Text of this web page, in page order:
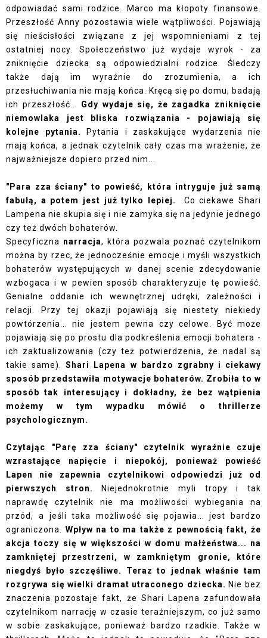
odpowiadać sami rodzice. Marco ma kłopoty finansowe.
Przeszłość Anny pozostawia wiele wątpliwości. Pojawiają
się nieścisłości związane z jej wspomnieniami z tej
ostatniej nocy. Społeczeństwo już wydaje wyrok - za
zniknięcie dziecka są odpowiedzialni rodzice. Śledczy
także dają im wyraźnie do zrozumienia, a ich
przesłuchiwania nie mają końca. Kręcą się po domu, badają
ich przeszłość... Gdy wydaje się, że zagadka zniknięcie
niemowlaka jest bliska rozwiązania - pojawiają się
kolejne pytania.
Pytania i zaskakujące wydarzenia nie
mają końca, a jednak czytelnik cały czas ma wrażenie, że
najważniejsze dopiero przed nim...
"Para zza ściany" to powieść, która intryguje już samą
fabułą, a potem jest już tylko lepiej. Co ciekawe Shari
Lampena nie skupia się i nie zamyka się na jedynie jednego
czy też dwóch bohaterów.
Specyficzna narracja, która pozwala poznać czytelnikom
można by rzec, że jednocześnie emocje i myśli wszystkich
bohaterów występujących w danej scenie zdecydowanie
wzbogaca i w pewien sposób charakteryzuje tę powieść.
Genialne oddanie ich wewnętrznej udręki, zależności i
relacji. Przy tej okazji pojawiają się niestety niekiedy
powtórzenia... nie jestem pewna czy celowe. Być może
pojawiają się po prostu dla podkreślenia emocji bohatera -
ich zaktualizowania (czy też potwierdzenia, że nadal są
takie same).
Shari Lapena w bardzo zgrabny i ciekawy
sposób przedstawiła motywacje bohaterów. Zrobiła to w
sposób tak interesujący i dokładny, że bez wątpienia
możemy w tym wypadku mówić o thrillerze
psychologicznym.
Czytając "Parę zza ściany" czytelnik wyraźnie czuje
wzrastające napięcie i niepokój, ponieważ powieść
Lapen nie zapewnia czytelnikowi odpowiedzi już od
pierwszych stron.
Niejednokrotnie myli tropy i tak
naprawdę czytelnik nie ma możliwości wybiegania na
przód, a jeśli taka możliwość się pojawia... jest bardzo
ograniczona. Wpływ na to ma także z pewnością fakt, że
akcja toczy się w większości w domu małżeństwa... na
zamkniętej przestrzeni, w zamkniętym gronie, które
niegdyś było szczęśliwe. Teraz to jednak właśnie tam
rozgrywa się wielki dramat utraconego dziecka. Nie bez
znaczenia pozostaje fakt, że Shari Lapena zafundowała
czytelnikom narrację w czasie teraźniejszym, co już samo
w sobie zaskakujące, ponieważ bardzo rzadkie. Także w